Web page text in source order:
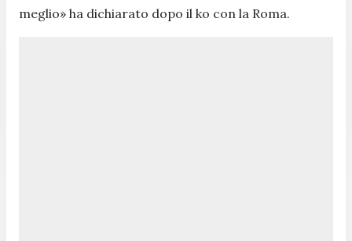
meglio» ha dichiarato dopo il ko con la Roma.